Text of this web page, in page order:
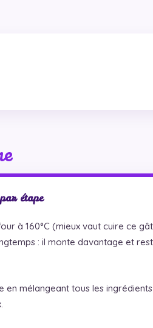
étape
à 160°C (mieux vaut cuire ce
: il monte davantage et
en mélangeant tous les